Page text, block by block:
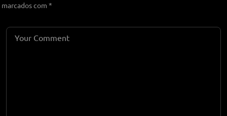
marcados com *